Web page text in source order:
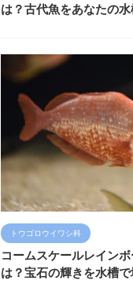
は？古代魚をあなたの水
トウゴロウイワシ科
コームスケールレイン
は？宝石の輝きを水槽で